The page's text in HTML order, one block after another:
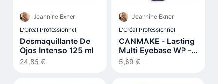
Jeannine Exner
L'Oréal Professionnel
Desmaquillante De
Ojos Intenso 125 ml
24,85 €
Jeannine Exner
L'Oréal Professionnel
CANMAKE - Lasting
Multi Eyebase WP -
8g - Frosty Clear
5,69 €